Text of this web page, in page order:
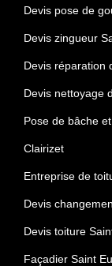
Devis pose de
Devis zingueur
Devis réparation
Devis nettoyage
Pose de bâche
Clairizet
Entreprise de
Devis
Devis toiture
Façadier Saint